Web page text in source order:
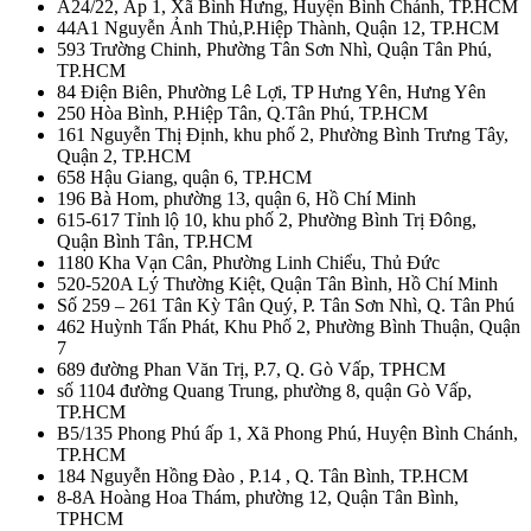
A24/22, Ấp 1, Xã Bình Hưng, Huyện Bình Chánh, TP.HCM
44A1 Nguyễn Ảnh Thủ,P.Hiệp Thành, Quận 12, TP.HCM
593 Trường Chinh, Phường Tân Sơn Nhì, Quận Tân Phú,
TP.HCM
84 Điện Biên, Phường Lê Lợi, TP Hưng Yên, Hưng Yên
250 Hòa Bình, P.Hiệp Tân, Q.Tân Phú, TP.HCM
161 Nguyễn Thị Định, khu phố 2, Phường Bình Trưng Tây,
Quận 2, TP.HCM
658 Hậu Giang, quận 6, TP.HCM
196 Bà Hom, phường 13, quận 6, Hồ Chí Minh
615-617 Tỉnh lộ 10, khu phố 2, Phường Bình Trị Đông,
Quận Bình Tân, TP.HCM
1180 Kha Vạn Cân, Phường Linh Chiểu, Thủ Đức
520-520A Lý Thường Kiệt, Quận Tân Bình, Hồ Chí Minh
Số 259 – 261 Tân Kỳ Tân Quý, P. Tân Sơn Nhì, Q. Tân Phú
462 Huỳnh Tấn Phát, Khu Phố 2, Phường Bình Thuận, Quận
7
689 đường Phan Văn Trị, P.7, Q. Gò Vấp, TPHCM
số 1104 đường Quang Trung, phường 8, quận Gò Vấp,
TP.HCM
B5/135 Phong Phú ấp 1, Xã Phong Phú, Huyện Bình Chánh,
TP.HCM
184 Nguyễn Hồng Đào , P.14 , Q. Tân Bình, TP.HCM
8-8A Hoàng Hoa Thám, phường 12, Quận Tân Bình,
TPHCM